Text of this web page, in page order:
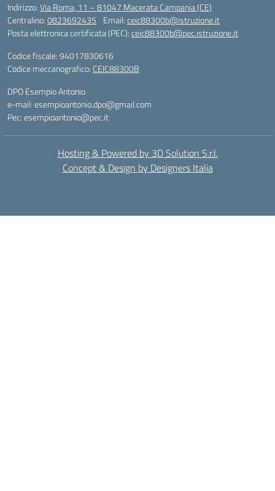
Indirizzo:Via Roma, 11 – 81047 Macerata Campania (CE)
Centralino:0823692435 Email:ceic88300b@istruzione.it
Posta elettronica certificata (PEC):ceic88300b@pec.istruzione.it
Codice fiscale: 94017830616
Codice meccanografico: CEIC88300B
DPO Esempio Antonio
e-mail: esempioantonio.dpo@gmail.com
Pec: esempioantonio@pec.it
Hosting & Powered by 3D Solution S.r.l.
Concept & Design by Designers Italia